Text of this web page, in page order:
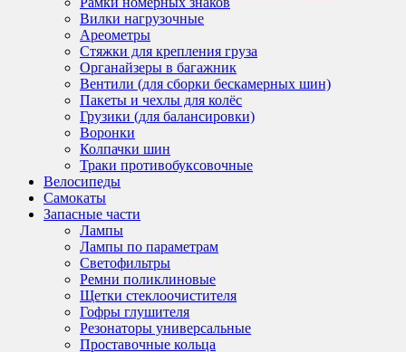
Вилки нагрузочные
Ареометры
Стяжки для крепления груза
Органайзеры в багажник
Вентили (для сборки бескамерных шин)
Пакеты и чехлы для колёс
Грузики (для балансировки)
Воронки
Колпачки шин
Траки противобуксовочные
Велосипеды
Самокаты
Запасные части
Лампы
Лампы по параметрам
Светофильтры
Ремни поликлиновые
Щетки стеклоочистителя
Гофры глушителя
Резонаторы универсальные
Проставочные кольца